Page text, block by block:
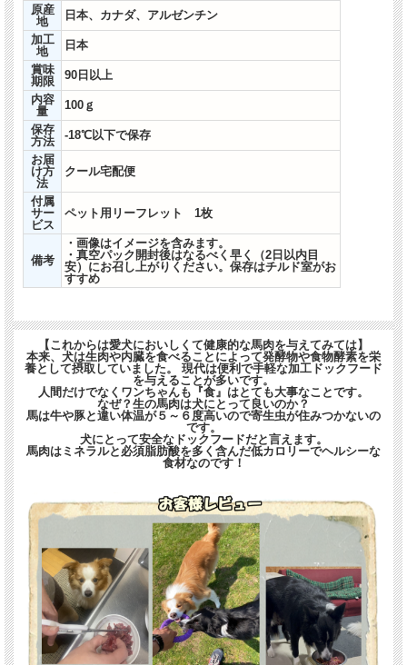
ボイル処理済みの馬肉
概ね５ｃｍ程度にカットしてありボイル（加熱処
生肉が苦手なワンちゃんや加熱した肉を普段から
与えているユーザー様へおすすめです
生の馬肉をボイルしているので油を使った加熱処
理ではありません。無添加、無着色、冷凍処理、
真空パック、安心品質
解凍してそのまま与えても良し、レンジなどで少
し温めても良し、食いつきバツグン！
原産
地
日本、カナダ、アルゼンチン
加工
地
日本
賞味
期限
90日以上
内容
量
100ｇ
保存
方法
-18℃以下で保存
お届
け方
法
クール宅配便
付属
サー
ビス
ペット用リーフレット 1枚
備考
・画像はイメージを含みます。
・真空パック開封後はなるべく早く（2日以内目
安）にお召し上がりください。保存はチルド室がお
すすめ
【これからは愛犬においしくて健康的な馬肉を与えてみては】
本来、犬は生肉や内臓を食べることによって発酵物や食物酵素を栄
養として摂取していました。 現代は便利で手軽な加工ドックフード
を与えることが多いです。
人間だけでなくワンちゃんも『食』はとても大事なことです。
なぜ？生の馬肉は犬にとって良いのか？
馬は牛や豚と違い体温が５～６度高いので寄生虫が住みつかないの
です。
犬にとって安全なドックフードだと言えます。
馬肉はミネラルと必須脂肪酸を多く含んだ低カロリーでヘルシーな
食材なのです！